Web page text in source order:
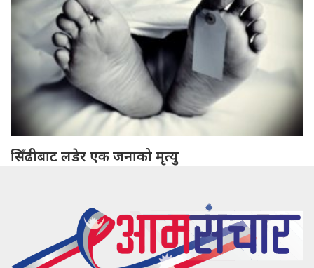
सिँढीबाट लडेर एक जनाको मृत्यु